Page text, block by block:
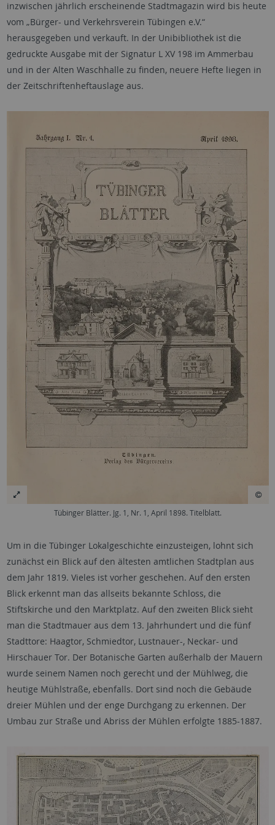
inzwischen jährlich erscheinende Stadtmagazin wird bis heute
vom „Bürger- und Verkehrsverein Tübingen e.V.“
herausgegeben und verkauft. In der Unibibliothek ist die
gedruckte Ausgabe mit der Signatur L XV 198 im Ammerbau
und in der Alten Waschhalle zu finden, neuere Hefte liegen in
der Zeitschriftenheftauslage aus.
Tübinger Blätter. Jg. 1, Nr. 1, April 1898. Titelblatt.
Um in die Tübinger Lokalgeschichte einzusteigen, lohnt sich
zunächst ein Blick auf den ältesten amtlichen Stadtplan aus
dem Jahr 1819. Vieles ist vorher geschehen. Auf den ersten
Blick erkennt man das allseits bekannte Schloss, die
Stiftskirche und den Marktplatz. Auf den zweiten Blick sieht
man die Stadtmauer aus dem 13. Jahrhundert und die fünf
Stadttore: Haagtor, Schmiedtor, Lustnauer-, Neckar- und
Hirschauer Tor. Der Botanische Garten außerhalb der Mauern
wurde seinem Namen noch gerecht und der Mühlweg, die
heutige Mühlstraße, ebenfalls. Dort sind noch die Gebäude
dreier Mühlen und der enge Durchgang zu erkennen. Der
Umbau zur Straße und Abriss der Mühlen erfolgte 1885-1887.